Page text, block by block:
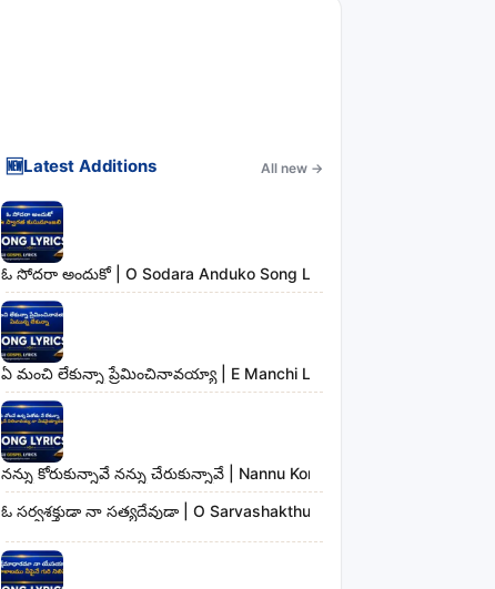
🆕Latest Additions All new →
ఓ సోదరా అందుకో | O Sodara Anduko Song Lyrics
ఏ మంచి లేకున్నా ప్రేమించినావయ్యా | E Manchi Lekunna
నన్ను కోరుకున్నావే నన్ను చేరుకున్నావే | Nannu Korukunnaave Nannu
ఓ సర్వశక్తుడా నా సత్యదేవుడా | O Sarvashakthudaa Naa Sathyadevudaa